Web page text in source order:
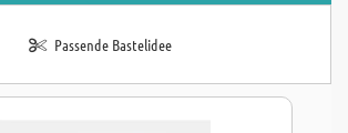
Passende Bastelidee